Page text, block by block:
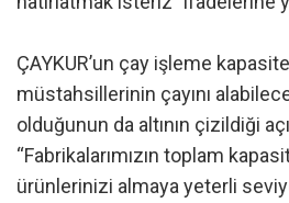
ÇAYKUR’un çay işleme
müstahsillerinin çayını
olduğunun da altının çizildiği
“Fabrikalarımızın toplam
ürünlerinizi almaya yeterli